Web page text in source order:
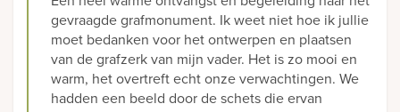
gevraagde grafmonument. Ik weet niet hoe ik jullie
moet bedanken voor het ontwerpen en plaatsen
van de grafzerk van mijn vader. Het is zo mooi en
warm, het overtreft echt onze verwachtingen. We
hadden een beeld door de schets die ervan